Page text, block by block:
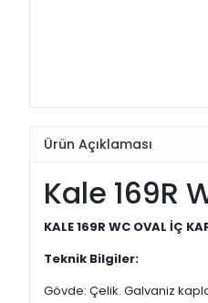
Ürün Açıklaması
Kale 169R
KALE 169R WC OVAL İÇ
Teknik Bilgiler:
Gövde: Çelik. Galvaniz